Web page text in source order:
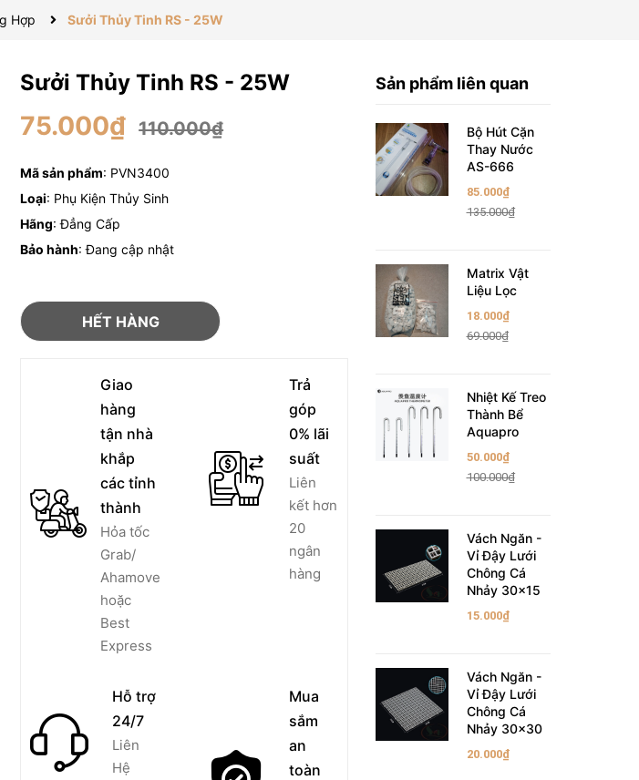
Hợp Sưởi Thủy Tinh RS - 25W
Sưởi Thủy Tinh RS - 25W
75.000₫ 110.000₫
Mã sản phẩm: PVN3400
Loại: Phụ Kiện Thủy Sinh
Hãng: Đẳng Cấp
Bảo hành: Đang cập nhật
HẾT HÀNG
Giao
hàng
tận nhà
khắp
các tỉnh
thành
Hỏa tốc
Grab/
Ahamove
hoặc
Best
Express
Trả
góp
0% lãi
suất
Liên
kết hơn
20
ngân
hàng
Hỗ trợ
24/7
Liên
Hệ
Mua
sắm
an
toàn
Sản phẩm liên quan
Bộ Hút Cặn
Thay Nước
AS-666
85.000₫
135.000₫
Matrix Vật
Liệu Lọc
18.000₫
69.000₫
Nhiệt Kế Treo
Thành Bể
Aquapro
50.000₫
100.000₫
Vách Ngăn -
Vỉ Đậy Lưới
Chông Cá
Nhảy 30x15
15.000₫
Vách Ngăn -
Vỉ Đậy Lưới
Chông Cá
Nhảy 30x30
20.000₫